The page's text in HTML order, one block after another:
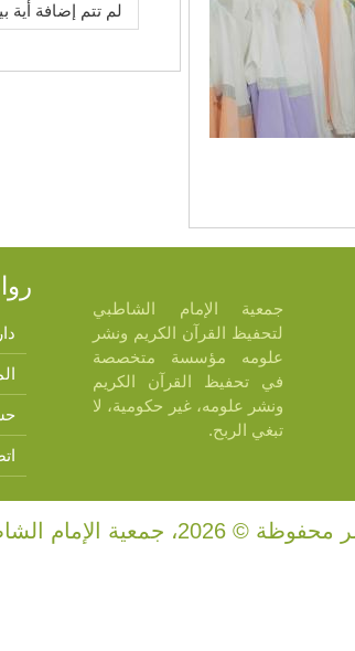
لم تتم إضافة أية
جمعية الإمام الشاطبي
لتحفيظ القرآن الكريم ونشر
علومه مؤسسة متخصصة
في تحفيظ القرآن الكريم
ونشر علومه، غير حكومية، لا
تبغي الربح.
جمعية الإمام الشاطبي.